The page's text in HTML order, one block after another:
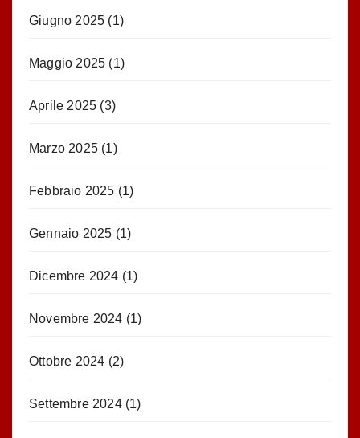
Giugno 2025 (1)
Maggio 2025 (1)
Aprile 2025 (3)
Marzo 2025 (1)
Febbraio 2025 (1)
Gennaio 2025 (1)
Dicembre 2024 (1)
Novembre 2024 (1)
Ottobre 2024 (2)
Settembre 2024(1)